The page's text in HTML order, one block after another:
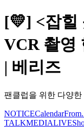
[💛] <잡힐
VCR 촬영
| 베리즈
팬클럽을 위한 다양
NOTICECalendar
TALKMEDIALIVE